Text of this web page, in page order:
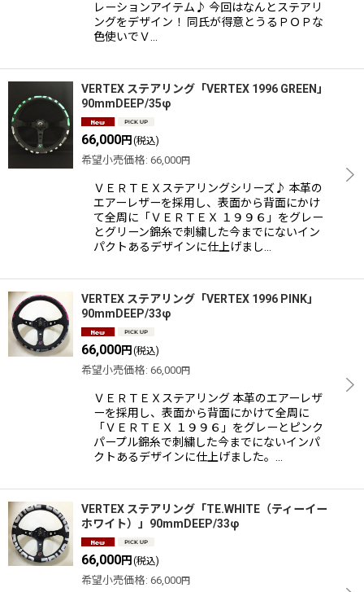
レーションアイテム♪ 今回はなんとステアリ
ングをデザイン！ 同氏が得意とうるＰＯＰな
色使いでＶ…
VERTEX ステアリング「VERTEX 1996 GREEN」
90mmDEEP/35φ
66,000円 (税込)
希望小売価格: 66,000円
ＶＥＲＴＥＸステアリングシリーズ♪ 本革の
エアーレザーを採用し、表面から背面にかけ
て全周に「ＶＥＲＴＥＸ １９９６」をグレー
とグリーン錦糸で刺繍した今までにないイン
パクトあるデザインに仕上げまし…
VERTEX ステアリング「VERTEX 1996 PINK」
90mmDEEP/33φ
66,000円 (税込)
希望小売価格: 66,000円
ＶＥＲＴＥＸステアリング 本革のエアーレザ
ーを採用し、表面から背面にかけて全周に
「ＶＥＲＴＥＸ １９９６」をグレーとピンク
パープル錦糸で刺繍した今までにないインパ
クトあるデザインに仕上げました。…
VERTEX ステアリング「TE.WHITE（ティーイー
ホワイト）」90mmDEEP/33φ
66,000円 (税込)
希望小売価格: 66,000円